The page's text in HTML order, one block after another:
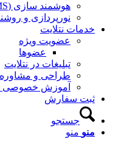
هوشمند سازی (BMS)
نورپردازی و
خدمات نتلایت
عضویت ویژه
عضوها
تبلیغات در نتلایت
طراحی و مشاوره
آموزش خصوصی
ثبت سفارش
جستجو
منو منو